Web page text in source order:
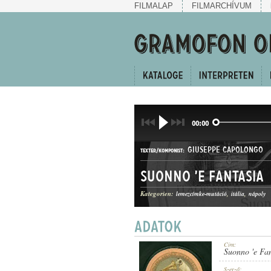
FILMALAP FILMARCHÍVUM
00:00
TEXTER/KOMPONIST: GIUSEPPE CAPOLONGO
GATTUNG: DAL
Suonno 'e Fantasia
Kategorien: lemezcímke-mutáció itália nápoly
Cím:
Suonno 'e
Szerző: